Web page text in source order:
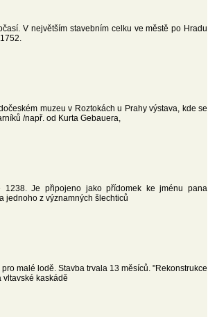
V největším stavebním celku ve městě po Hradu
muzeu v Roztokách u Prahy výstava, kde se
/např. od Kurta Gebauera,
Je připojeno jako přídomek ke jménu pana
jednoho z významných šlechticů
malé lodě. Stavba trvala 13 měsíců. "Rekonstrukce
vltavské kaskádě